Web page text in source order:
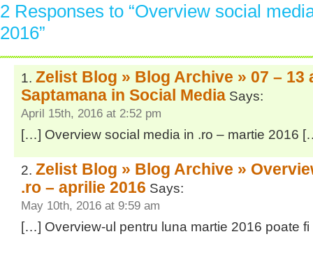
2 Responses to “Overview social
2016”
Zelist Blog » Blog Archive » 07 – 13
Saptamana in Social Media Says:
April 15th, 2016 at 2:52 pm
[…] Overview social media in .ro – martie 2016
Zelist Blog » Blog Archive »
.ro – aprilie 2016 Says:
May 10th, 2016 at 9:59 am
[…] Overview-ul pentru luna martie 2016 poate